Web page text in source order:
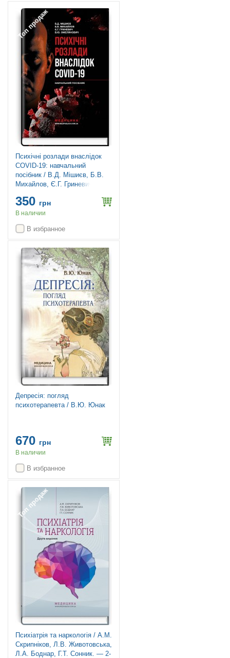
Топ продаж
Психічні розлади внаслідок
COVID-19: навчальний
посібник / В.Д. Мішиєв, Б.В.
Михайлов, Є.Г. Гриневич, В.Ю.
350 грн
В наличии
В избранное
Депресія: погляд
психотерапевта / В.Ю. Юнак
670 грн
В наличии
В избранное
Топ продаж
Психіатрія та наркологія / А.М.
Скрипніков, Л.В. Животовська,
Л.А. Боднар, Г.Т. Сонник. — 2-